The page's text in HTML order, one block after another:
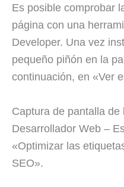
Es posible comprobar
página con una
Developer. Una vez
pequeño piñón en la
continuación, en «Ver
Captura de pantalla de
Desarrollador Web –
«Optimizar las
SEO».